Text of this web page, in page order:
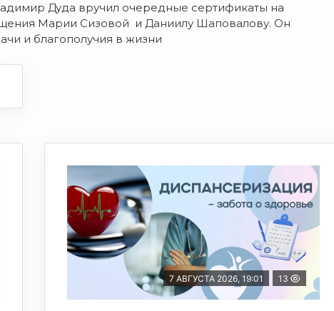
Дуда вручил очередные сертификаты на
Марии Сизовой и Даниилу Шаповалову. Он
и благополучия в жизни
7 АВГУСТА 2026, 19:01 13